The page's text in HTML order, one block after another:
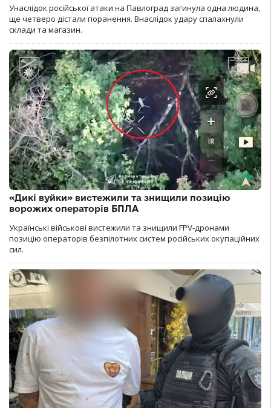
Унаслідок російської атаки на Павлоград загинула одна людина,
ще четверо дістали поранення. Внаслідок удару спалахнули
склади та магазин.
«Дикі вуйки» вистежили та знищили позицію
ворожих операторів БПЛА
Українські військові вистежили та знищили FPV-дронами
позицію операторів безпілотних систем російських окупаційних
сил.